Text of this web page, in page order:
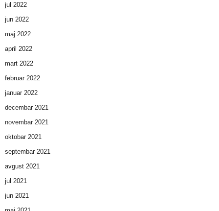
jul 2022
jun 2022
maj 2022
april 2022
mart 2022
februar 2022
januar 2022
decembar 2021
novembar 2021
oktobar 2021
septembar 2021
avgust 2021
jul 2021
jun 2021